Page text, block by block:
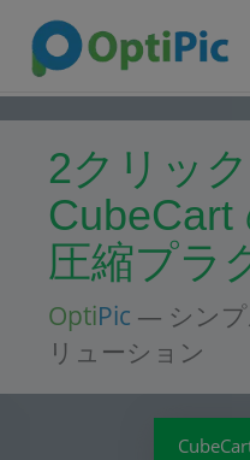
2クリッ
CubeCart
圧縮プラ
OptiPic — シンプ
リューション